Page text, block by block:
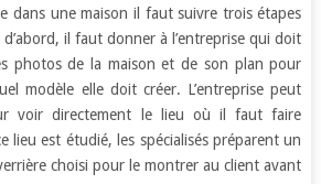
dans une maison il faut suivre trois étapes
il faut donner à l’entreprise qui doit
photos de la maison et de son plan pour
modèle elle doit créer. L’entreprise peut
voir directement le lieu où il faut faire
lieu est étudié, les spécialisés préparent un
choisi pour le montrer au client avant